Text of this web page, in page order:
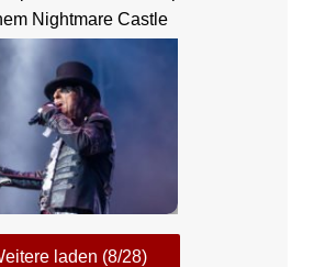
Nightmare Castle
laden (8/28)